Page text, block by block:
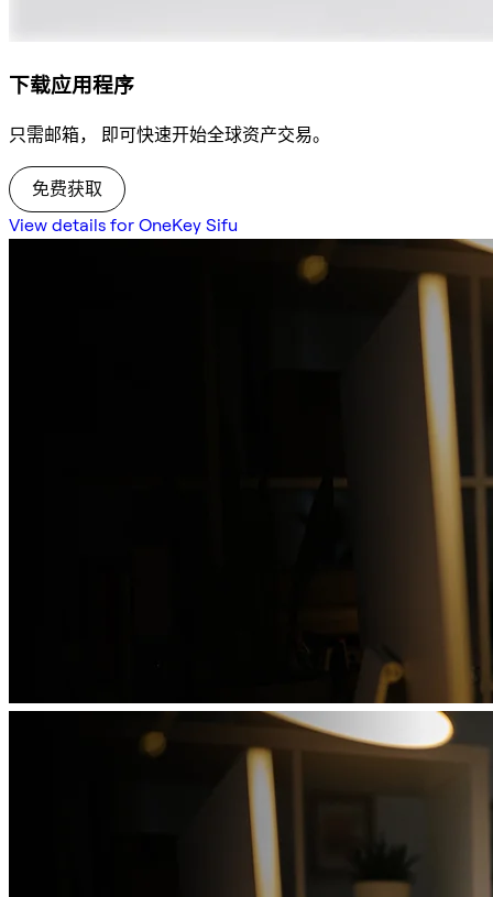
下载应用程序
只需邮箱， 即可快速开始全球资产交易。
免费获取
View details for OneKey Sifu